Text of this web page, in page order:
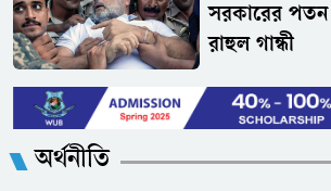
সরকারের পতন
রাহুল গান্ধী
অর্থনীতি
দেশের স্বর্ণের বাজারে বড় দরপতন: